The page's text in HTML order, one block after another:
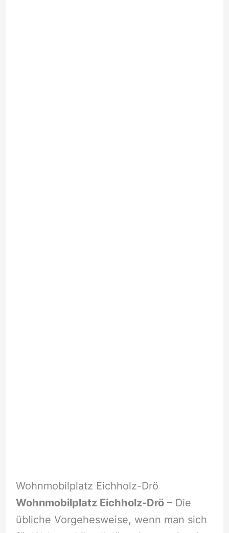
Wohnmobilplatz Eichholz-Drö
Wohnmobilplatz Eichholz-Drö– Die
übliche Vorgehesweise, wenn man sich